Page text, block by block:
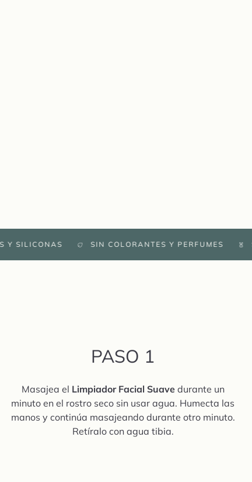
SIN COLORANTES Y PERFUMES SIN
PASO 1
Masajea el Limpiador Facial Suavedurante un
minuto en el rostro seco sin usar agua. Humecta las
manos y continúa masajeando durante otro minuto.
Retíralo con agua tibia.